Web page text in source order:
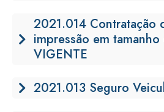
2021.014 Contratação
impressão em
VIGENTE
2021.013 Seguro